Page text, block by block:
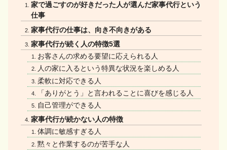
家で過ごすのが好きだった人が選んだ家事代行という
仕事
家事代行の仕事は、向き不向きがある
家事代行が続く人の特徴5選
お客さんの求める要望に応えられる人
人の家に入るという特異な状況を楽しめる人
柔軟に対応できる人
「ありがとう」と言われることに喜びを感じる人
自己管理ができる人
家事代行が続かない人の特徴
体調に敏感すぎる人
黙々と作業するのが苦手な人